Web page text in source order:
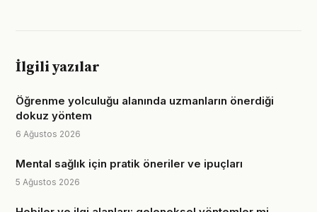
İlgili yazılar
Öğrenme yolculuğu alanında uzmanların önerdiği
dokuz yöntem
6 Ağustos 2026
Mental sağlık için pratik öneriler ve ipuçları
5 Ağustos 2026